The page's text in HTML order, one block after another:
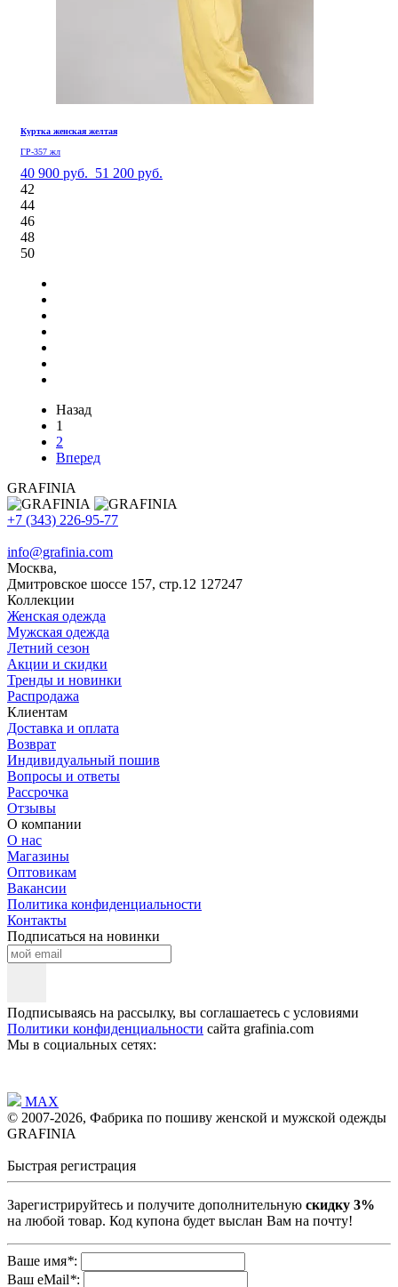
Куртка женская желтая
ГР-357 жл
40 900 руб. 51 200 руб.
42
44
46
48
50
Назад
1
2
Вперед
GRAFINIA
+7 (343) 226-95-77
info@grafinia.com
Москва,
Дмитровское шоссе 157, стр.12 127247
Коллекции
Женская одежда
Мужская одежда
Летний сезон
Акции и скидки
Тренды и новинки
Распродажа
Клиентам
Доставка и оплата
Возврат
Индивидуальный пошив
Вопросы и ответы
Рассрочка
Отзывы
О компании
О нас
Магазины
Оптовикам
Вакансии
Политика конфиденциальности
Контакты
Подписаться на новинки
Подписываясь на рассылку, вы соглашаетесь с условиями
Политики конфиденциальности сайта grafinia.com
Мы в социальных сетях:
MAX
© 2007-2026, Фабрика по пошиву женской и мужской одежды
GRAFINIA
Быстрая регистрация
Зарегистрируйтесь и получите дополнительную скидку 3%
на любой товар. Код купона будет выслан Вам на почту!
Ваше имя*:
Ваш eMail*: